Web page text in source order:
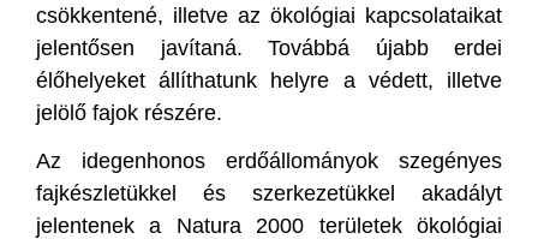
csökkentené, illetve az ökológiai kapcsolataikat
jelentősen javítaná. Továbbá újabb erdei
élőhelyeket állíthatunk helyre a védett, illetve
jelölő fajok részére.
Az idegenhonos erdőállományok szegényes
fajkészletükkel és szerkezetükkel akadályt
jelentenek a Natura 2000 területek ökológiai